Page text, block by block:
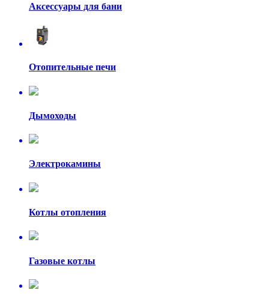
Аксессуары для бани
Отопительные печи
Дымоходы
Электрокамины
Котлы отопления
Газовые котлы